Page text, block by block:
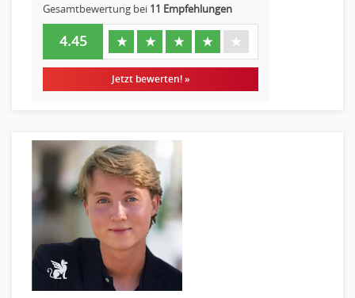
Gesamtbewertung bei 11 Empfehlungen
4.45 ★ ★ ★ ★ ★
Jetzt bewerten! »